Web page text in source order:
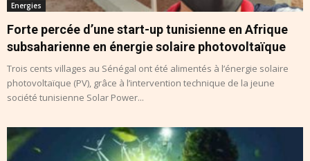
Energies
Forte percée d’une start-up tunisienne en Afrique
subsaharienne en énergie solaire photovoltaïque
Trois cents villages au Sénégal ont été alimentés à l’énergie solaire
photovoltaïque (PV), grâce à l’intervention technique de la jeune
société tunisienne Solar Power...